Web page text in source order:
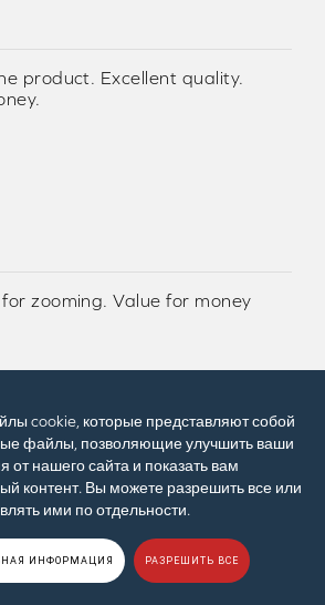
cookie, которые представляют собой
файлы, позволяющие улучшить ваши
от нашего сайта и показать вам
контент. Вы можете разрешить все или
ими по отдельности.
ИНФОРМАЦИЯ РАЗРЕШИТЬ ВСЕ
product. Excellent quality.
zooming. Value for money
when we conduct Zoom
easy to use.